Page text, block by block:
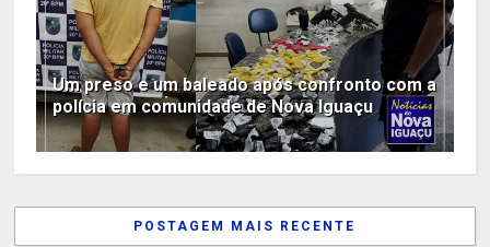
Um preso e um baleado após confronto com a
polícia em comunidade de Nova Iguaçu
POSTAGEM MAIS RECENTE